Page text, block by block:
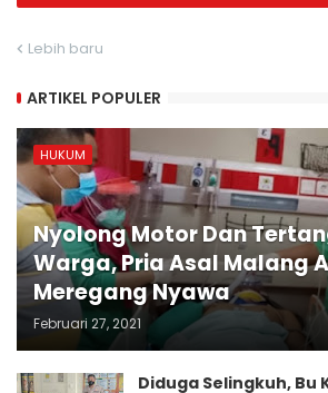
Lebih baru
ARTIKEL POPULER
HUKUM
Nyolong Motor Dan
Warga, Pria Asal Malang
Meregang Nyawa
Februari 27, 2021
Diduga Selingkuh, Bu